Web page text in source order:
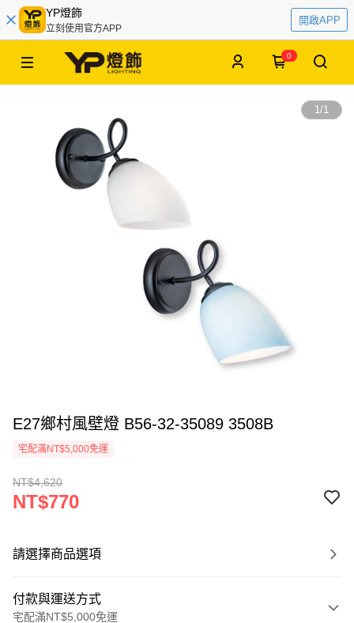
YP燈飾
立刻使用官方APP
開啟APP
0
1/1
E27鄉村風壁燈 B56-32-35089 3508B
宅配滿NT$5,000免運
NT$4,620
NT$770
請選擇商品選項
付款與運送方式
宅配滿NT$5,000免運